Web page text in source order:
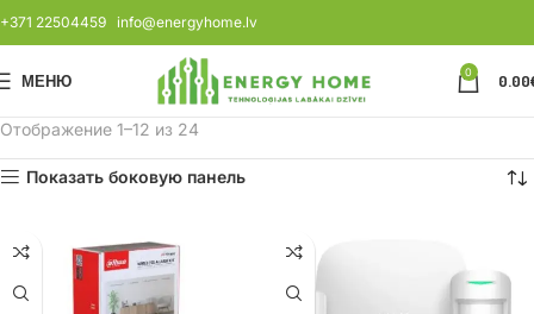
+371 22504459 info@energyhome.lv
МЕНЮ 0 0.00
Отображение 1–12 из 24
Показать боковую панель